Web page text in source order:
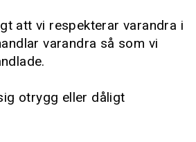
att vi respekterar varandra i
varandra så som vi
otrygg eller dåligt